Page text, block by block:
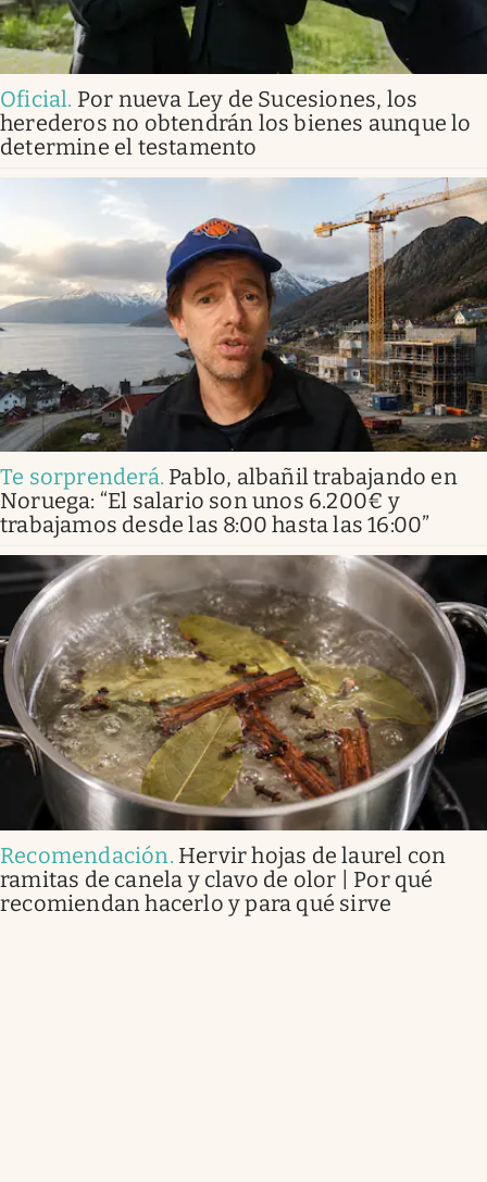
Oficial. Por nueva Ley de Sucesiones, los
herederos no obtendrán los bienes aunque lo
determine el testamento
Te sorprenderá. Pablo, albañil trabajando en
Noruega: “El salario son unos 6.200€ y
trabajamos desde las 8:00 hasta las 16:00”
Recomendación. Hervir hojas de laurel con
ramitas de canela y clavo de olor | Por qué
recomiendan hacerlo y para qué sirve